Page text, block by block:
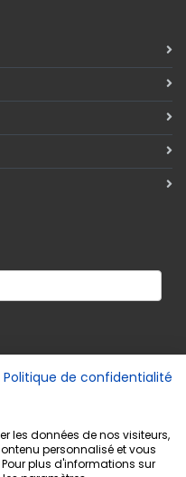
Politique de confidentialité
les données de nos visiteurs,
personnalisé et vous
plus d'informations sur